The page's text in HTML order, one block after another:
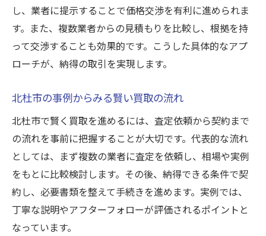
し、業者に提示することで価格交渉を有利に進められま
す。また、複数業者からの見積もりを比較し、根拠を持
って交渉することも効果的です。こうした具体的なアプ
ローチが、納得の取引を実現します。
北杜市の事例からみる賢い買取の流れ
北杜市で賢く買取を進めるには、査定依頼から契約まで
の流れを事前に把握することが大切です。代表的な流れ
としては、まず複数の業者に査定を依頼し、相場や実例
をもとに比較検討します。その後、納得できる条件で契
約し、必要書類を整えて手続きを進めます。実例では、
丁寧な説明やアフターフォローが評価されるポイントと
なっています。